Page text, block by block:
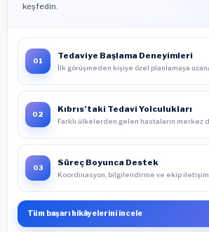
keşfedin.
01
Tedaviye Başlama Deneyimleri
İlk görüşmeden kişiye özel planlamaya
02
Kıbrıs’taki Tedavi Yolculukları
Farklı ülkelerden gelen hastaların merkez
03
Süreç Boyunca Destek
Koordinasyon, bilgilendirme ve ekip
Tüm başarı hikâyelerini incele